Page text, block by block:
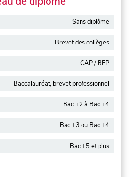
Sans diplôme
Brevet des collèges
CAP / BEP
Baccalauréat, brevet professionnel
Bac +2 à Bac +4
Bac +3 ou Bac +4
Bac +5 et plus